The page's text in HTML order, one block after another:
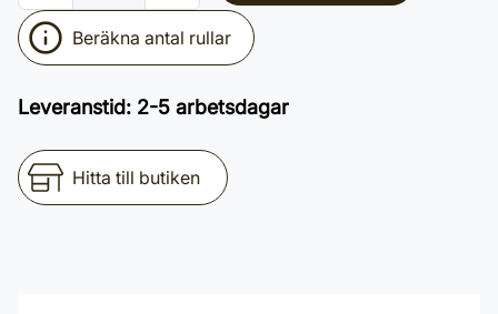
Beräkna antal rullar
Leveranstid: 2-5 arbetsdagar
Hitta till butiken